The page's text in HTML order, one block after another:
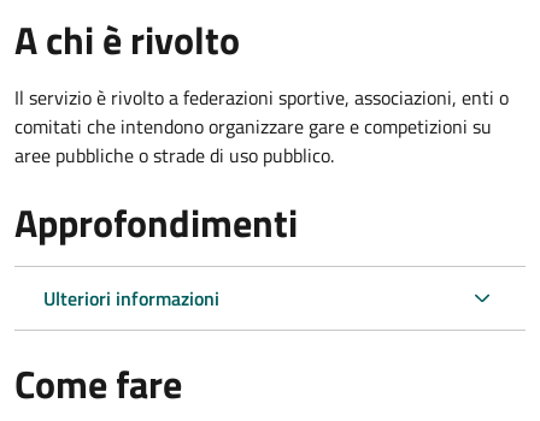
A chi è rivolto
Il servizio è rivolto a federazioni sportive, associazioni, enti o
comitati che intendono organizzare gare e competizioni su
aree pubbliche o strade di uso pubblico.
Approfondimenti
Ulteriori informazioni
Come fare